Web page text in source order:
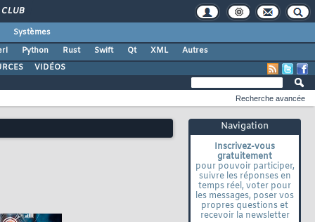
CLUB
Systèmes
Python Rust Swift Qt XML
Autres
VIDÉOS
Navigation
Inscrivez-vous
gratuitement
pour pouvoir participer,
suivre les réponses en
temps réel, voter pour
les messages, poser vos
propres questions et
recevoir la newsletter
Recherche avancée